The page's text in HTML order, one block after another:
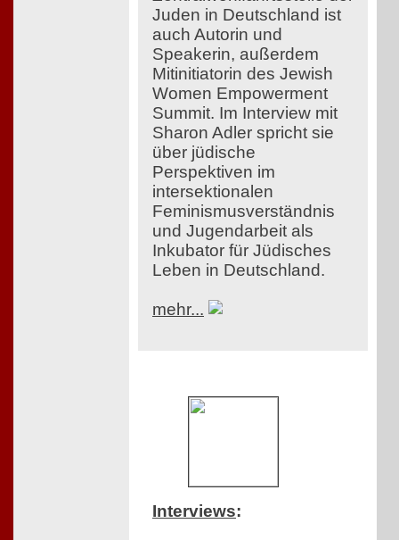
Juden in Deutschland ist
auch Autorin und
Speakerin, außerdem
Mitinitiatorin des Jewish
Women Empowerment
Summit. Im Interview mit
Sharon Adler spricht sie
über jüdische
Perspektiven im
intersektionalen
Feminismusverständnis
und Jugendarbeit als
Inkubator für Jüdisches
Leben in Deutschland.
mehr...
Interviews: